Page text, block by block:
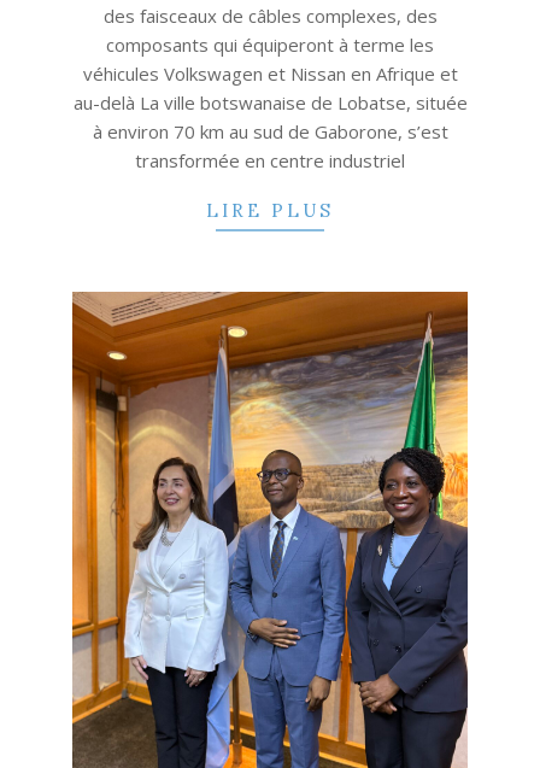
des faisceaux de câbles complexes, des
composants qui équiperont à terme les
véhicules Volkswagen et Nissan en Afrique et
au-delà La ville botswanaise de Lobatse, située
à environ 70 km au sud de Gaborone, s’est
transformée en centre industriel
LIRE PLUS